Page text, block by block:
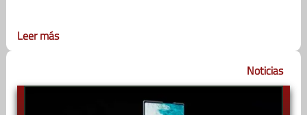
Leer más
Noticias